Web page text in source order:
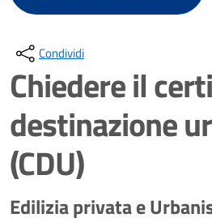
Condividi
Chiedere il
destinazione
(CDU)
Edilizia privata e